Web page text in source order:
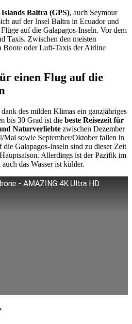
Islands Baltra (GPS), auch Seymour
auf der Insel Baltra in Ecuador und
auf die Galapagos-Inseln. Vor dem
Taxis. Zwischen den meisten
Boote oder Luft-Taxis der Airline
einen Flug auf die
des milden Klimas ein ganzjähriges
bis 30 Grad ist die beste Reisezeit für
Naturverliebte zwischen Dezember
sowie September/Oktober fallen in
die Galapagos-Inseln sind zu dieser Zeit
Allerdings ist der Pazifik im
das Wasser ist kühler.
- AMAZING 4K Ultra HD